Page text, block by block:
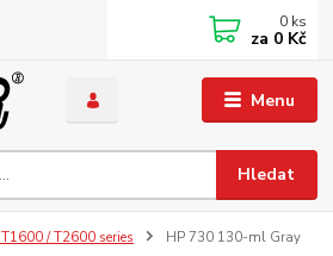
Menu
Hledat
0 ks
za 0 Kč
/ T2600 series
HP 730 130-ml Gray